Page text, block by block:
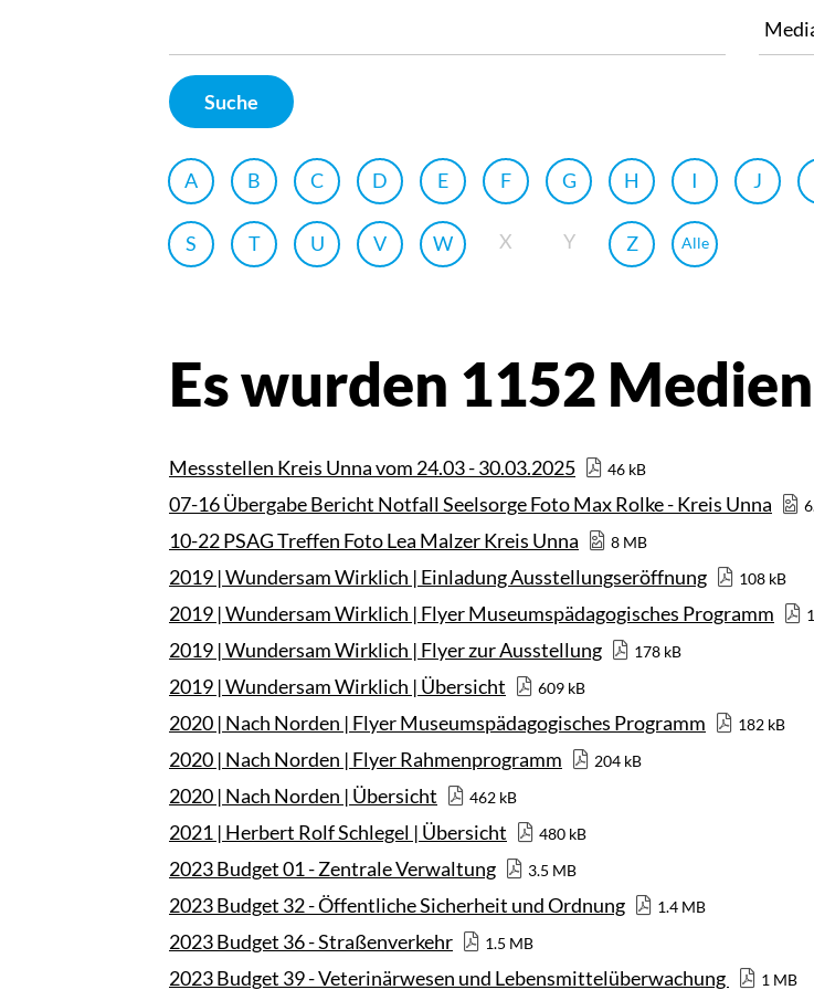
Suche
A B C D E F G H I J
S T U V W X Y Z Alle
Es wurden 1152
Messstellen Kreis Unna vom 24.03 - 30.03.2025 46 kB
07-16 Übergabe Bericht Notfall Seelsorge Foto Max Rolke - Kreis Unna
10-22 PSAG Treffen Foto Lea Malzer Kreis Unna 8 MB
2019 | Wundersam Wirklich | Einladung Ausstellungseröffnung 108 kB
2019 | Wundersam Wirklich | Flyer Museumspädagogisches Programm
2019 | Wundersam Wirklich | Flyer zur Ausstellung 178 kB
2019 | Wundersam Wirklich | Übersicht 609 kB
2020 | Nach Norden | Flyer Museumspädagogisches Programm 182 kB
2020 | Nach Norden | Flyer Rahmenprogramm 204 kB
2020 | Nach Norden | Übersicht 462 kB
2021 | Herbert Rolf Schlegel | Übersicht 480 kB
2023 Budget 01 - Zentrale Verwaltung 3.5 MB
2023 Budget 32 - Öffentliche Sicherheit und Ordnung 1.4 MB
2023 Budget 36 - Straßenverkehr 1.5 MB
2023 Budget 39 - Veterinärwesen und Lebensmittelüberwachung 1 MB